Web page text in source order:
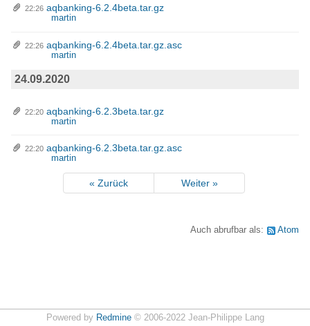
22:26 aqbanking-6.2.4beta.tar.gz
martin
22:26 aqbanking-6.2.4beta.tar.gz.asc
martin
24.09.2020
22:20 aqbanking-6.2.3beta.tar.gz
martin
22:20 aqbanking-6.2.3beta.tar.gz.asc
martin
« Zurück Weiter »
Auch abrufbar als: Atom
Powered by Redmine© 2006-2022 Jean-Philippe Lang